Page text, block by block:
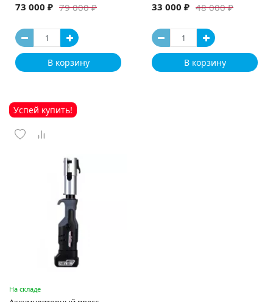
79 000 ₽
73 000 ₽
В корзину
48 000 ₽
33 000 ₽
В корзину
Успей купить!
На складе